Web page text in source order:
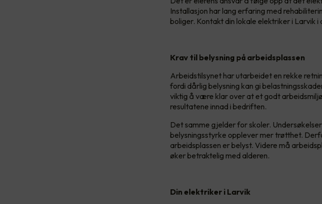
Installasjon har lang erfaring med
boliger. Kontakt din lokale elektriker i Larvik i
Krav til belysning på arbeidsplassen
Arbeidstilsynet har utarbeidet en rekke
fordi dårlig belysning kan gi
viktig å være klar over at et godt
resultatene innad i bedriften.
Det samme gjelder for skoler.
belysningsstyrke opplever mer trøtthet.
arbeidsplassen er belyst. Videre må
øker betraktelig med alderen.
Din elektriker i Larvik